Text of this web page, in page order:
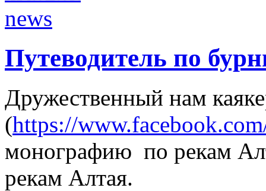
Путеводитель по
Дружественный нам
(https://
монографию по рекам
рекам Алтая.